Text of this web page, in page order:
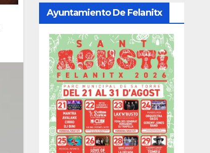
Ayuntamiento De Felanitx